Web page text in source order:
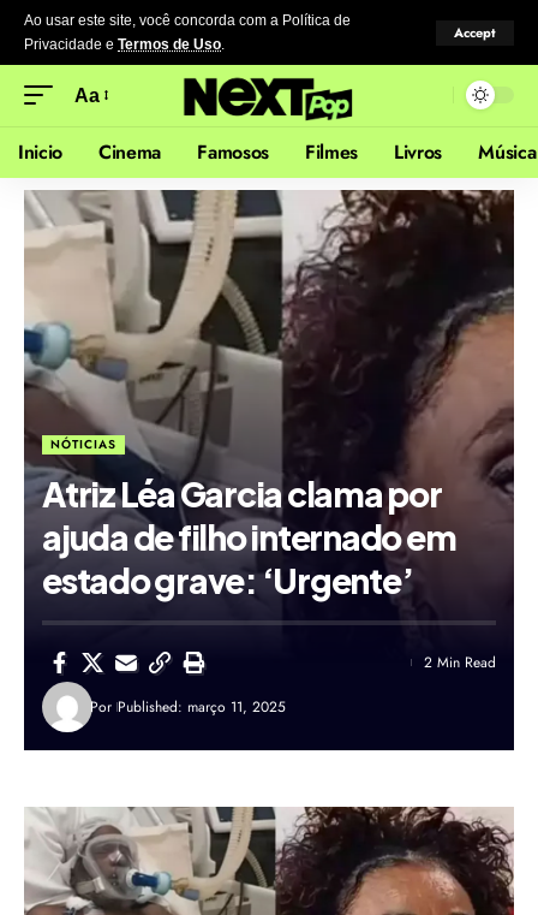
Ao usar este site, você concorda com a Política de
Privacidade e Termos de Uso.
Accept
Aa
Inicio Cinema Famosos Filmes Livros Música
NÓTICIAS
Atriz Léa Garcia clama por
ajuda de filho internado em
estado grave: ‘Urgente’
Por Published: março 11, 2025
2 Min Read